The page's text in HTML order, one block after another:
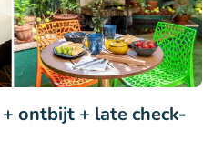
ontbijt + late check-